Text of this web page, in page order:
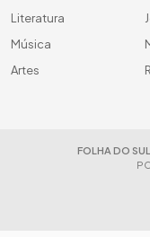
Literatura
Música
Artes
FOLHA DO SUL